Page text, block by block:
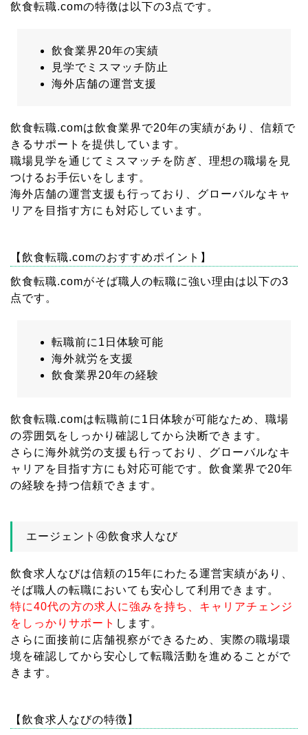
飲食転職.comの特徴は以下の3点です。
飲食業界20年の実績
見学でミスマッチ防止
海外店舗の運営支援
飲食転職.comは飲食業界で20年の実績があり、信頼で
きるサポートを提供しています。
職場見学を通じてミスマッチを防ぎ、理想の職場を見
つけるお手伝いをします。
海外店舗の運営支援も行っており、グローバルなキャ
リアを目指す方にも対応しています。
【飲食転職.comのおすすめポイント】
飲食転職.comがそば職人の転職に強い理由は以下の3
点です。
転職前に1日体験可能
海外就労を支援
飲食業界20年の経験
飲食転職.comは転職前に1日体験が可能なため、職場
の雰囲気をしっかり確認してから決断できます。
さらに海外就労の支援も行っており、グローバルなキ
ャリアを目指す方にも対応可能です。飲食業界で20年
の経験を持つ信頼できます。
エージェント④飲食求人なび
飲食求人なびは信頼の15年にわたる運営実績があり、
そば職人の転職においても安心して利用できます。
特に40代の方の求人に強みを持ち、キャリアチェンジ
をしっかりサポート します。
さらに面接前に店舗視察ができるため、実際の職場環
境を確認してから安心して転職活動を進めることがで
きます。
【飲食求人なびの特徴】